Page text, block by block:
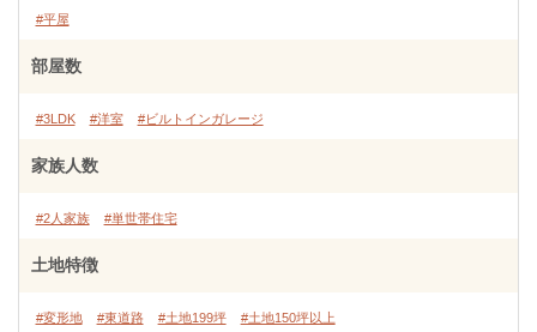
#平屋
部屋数
#3LDK #洋室 #ビルトインガレージ
家族人数
#2人家族 #単世帯住宅
土地特徴
#変形地 #東道路 #土地199坪 #土地150坪以上